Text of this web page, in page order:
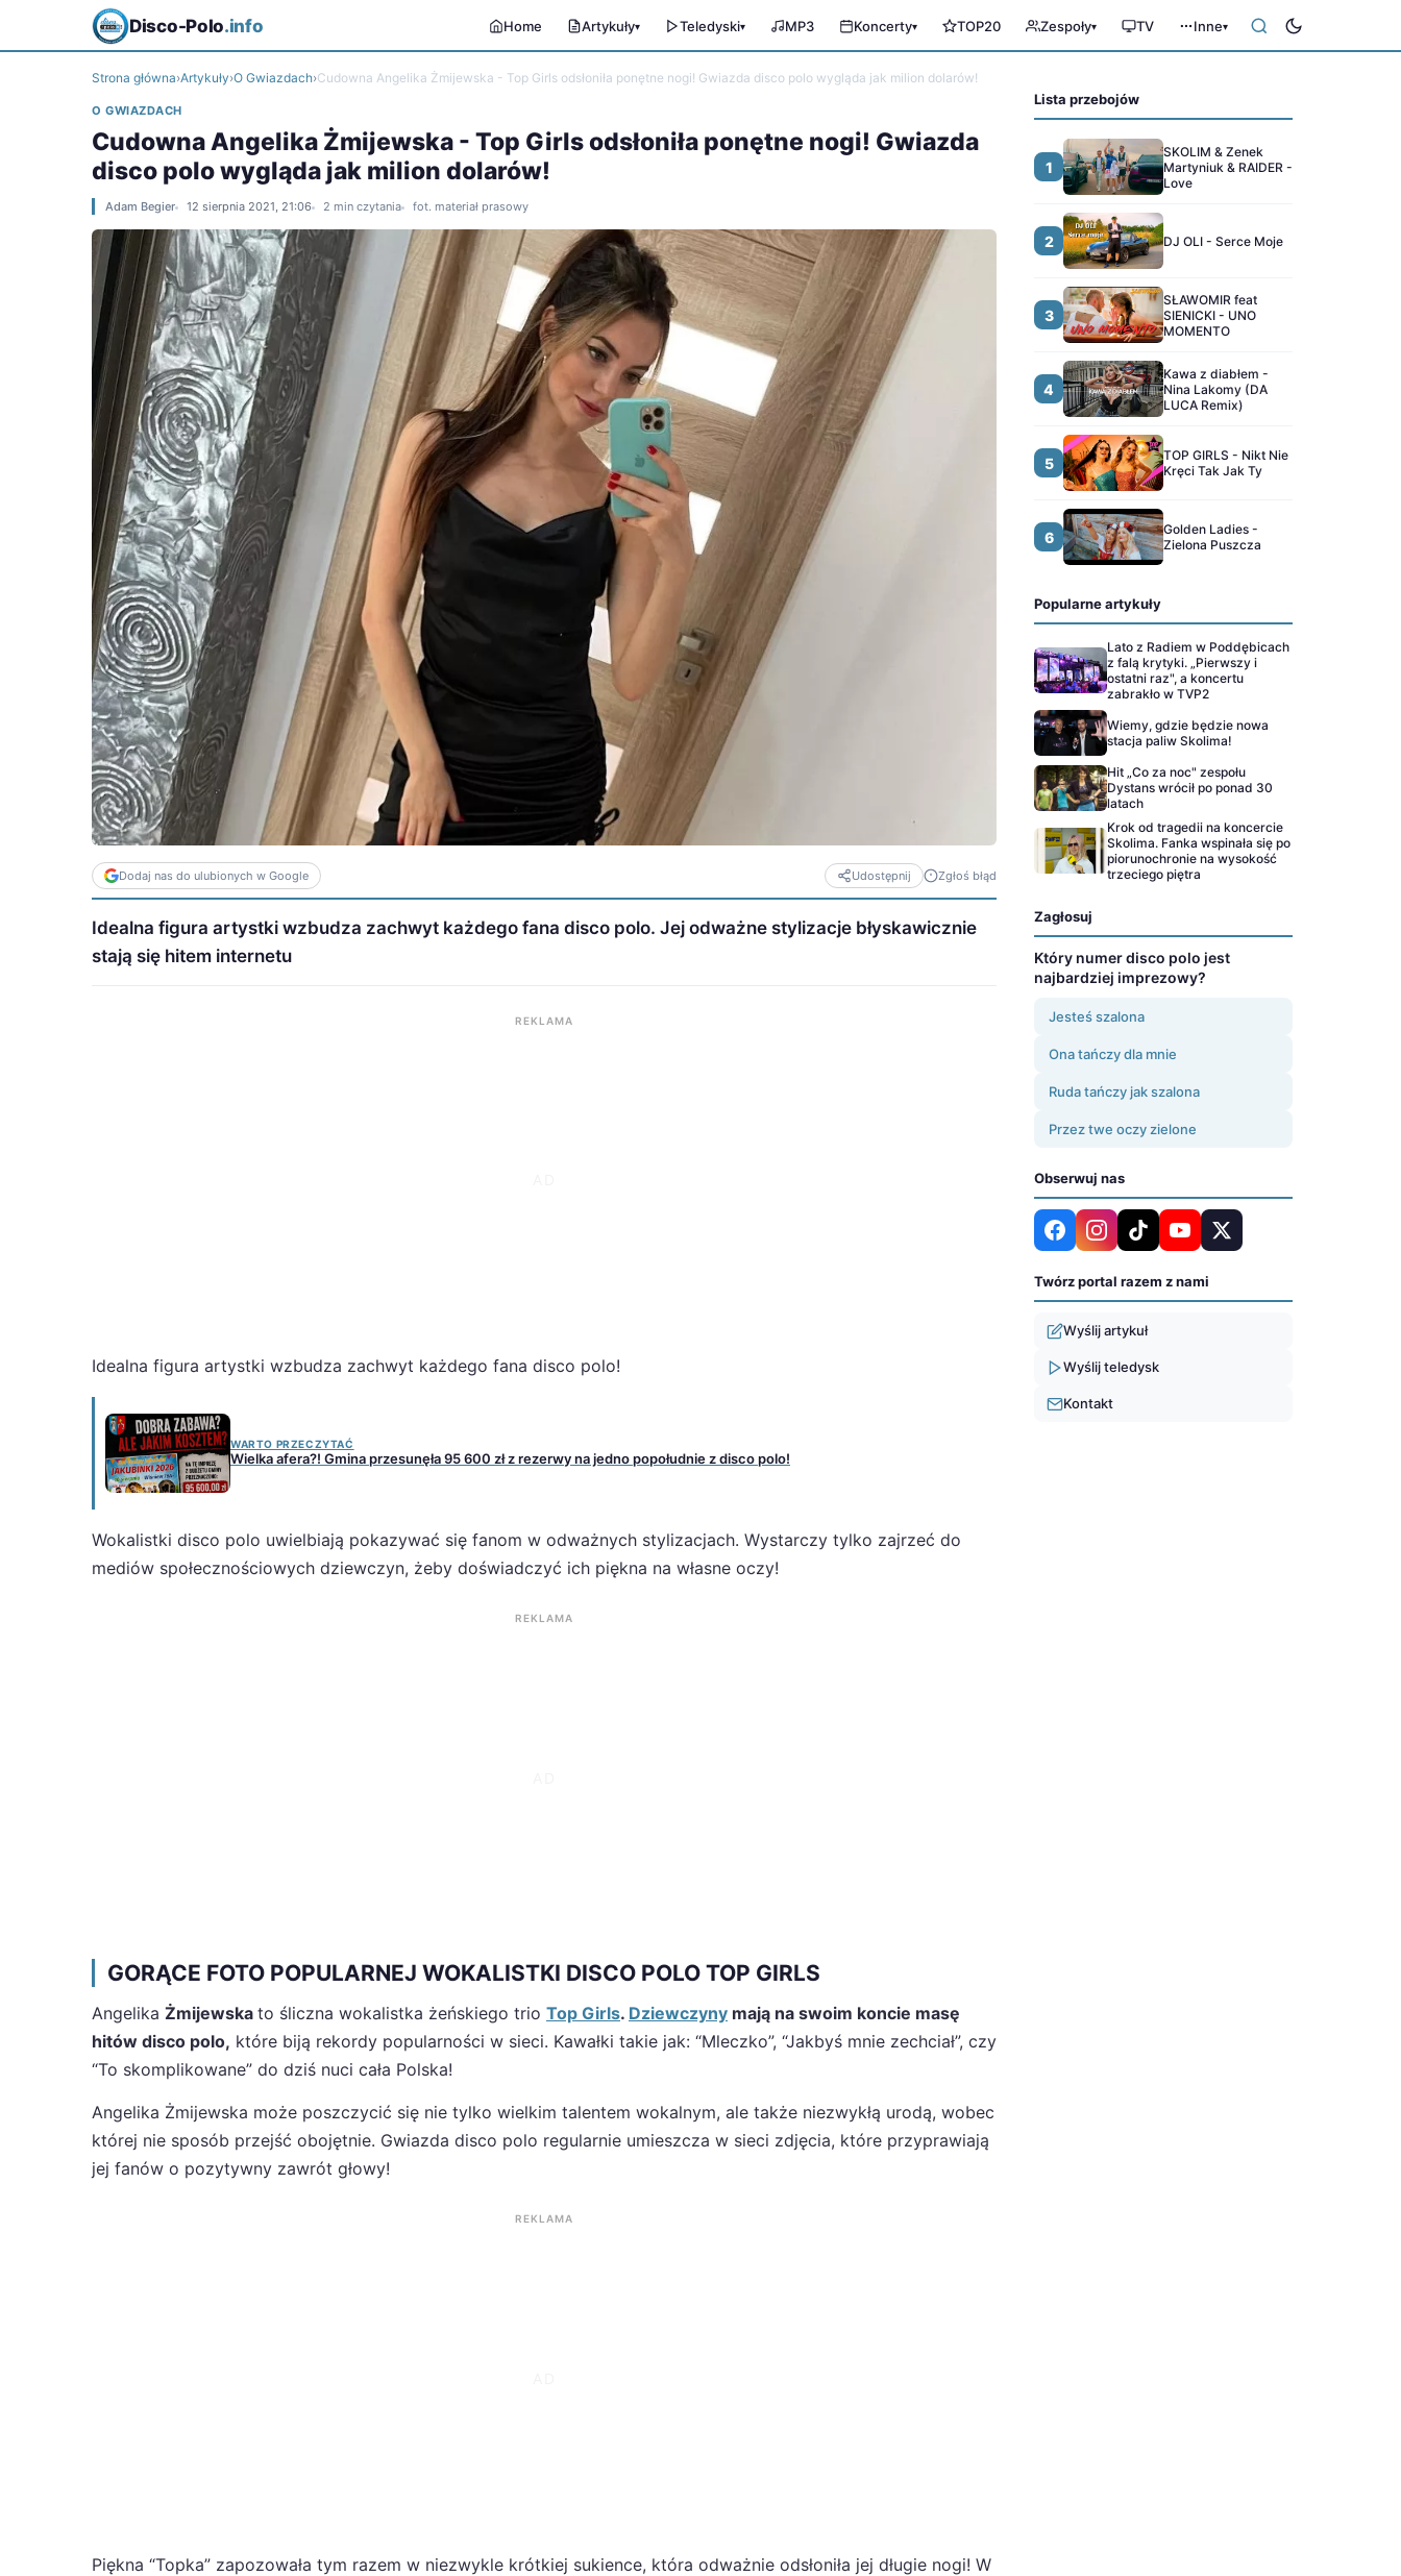
Disco-Polo.info Home Artykuły▾ Teledyski▾ MP3 Koncerty▾ TOP20 Zespoły▾ TV Inne▾
Strona główna›Artykuły›O Gwiazdach›Cudowna Angelika Żmijewska - Top Girls odsłoniła ponętne nogi! Gwiazda disco polo wygląda jak milion dolarów!
O GWIAZDACH
Cudowna Angelika Żmijewska - Top Girls odsłoniła ponętne nogi! Gwiazda
disco polo wygląda jak milion dolarów!
Adam Begier 12 sierpnia 2021, 21:06 2 min czytania fot. materiał prasowy
Dodaj nas do ulubionych w Google Udostępnij Zgłoś błąd
Idealna figura artystki wzbudza zachwyt każdego fana disco polo. Jej odważne stylizacje błyskawicznie
stają się hitem internetu
REKLAMA
Idealna figura artystki wzbudza zachwyt każdego fana disco polo!
WARTO PRZECZYTAĆ
Wielka afera?! Gmina przesunęła 95 600 zł z rezerwy na jedno popołudnie z disco polo!
Wokalistki disco polo uwielbiają pokazywać się fanom w odważnych stylizacjach. Wystarczy tylko zajrzeć do
mediów społecznościowych dziewczyn, żeby doświadczyć ich piękna na własne oczy!
REKLAMA
GORĄCE FOTO POPULARNEJ WOKALISTKI DISCO POLO TOP GIRLS
Angelika Żmijewska to śliczna wokalistka żeńskiego trio Top Girls. Dziewczyny mają na swoim koncie masę
hitów disco polo, które biją rekordy popularności w sieci. Kawałki takie jak: “Mleczko”, “Jakbyś mnie zechciał”, czy
“To skomplikowane” do dziś nuci cała Polska!
Angelika Żmijewska może poszczycić się nie tylko wielkim talentem wokalnym, ale także niezwykłą urodą, wobec
której nie sposób przejść obojętnie. Gwiazda disco polo regularnie umieszcza w sieci zdjęcia, które przyprawiają
jej fanów o pozytywny zawrót głowy!
REKLAMA
Piękna “Topka” zapozowała tym razem w niezwykle krótkiej sukience, która odważnie odsłoniła jej długie nogi! W
Lista przebojów
1
SKOLIM & Zenek
Martyniuk & RAIDER -
Love
2 DJ OLI - Serce Moje
3
SŁAWOMIR feat
SIENICKI - UNO
MOMENTO
4
Kawa z diabłem -
Nina Lakomy (DA
LUCA Remix)
5
TOP GIRLS - Nikt Nie
Kręci Tak Jak Ty
6
Golden Ladies -
Zielona Puszcza
Popularne artykuły
Lato z Radiem w Poddębicach
z falą krytyki. „Pierwszy i
ostatni raz", a koncertu
zabrakło w TVP2
Wiemy, gdzie będzie nowa
stacja paliw Skolima!
Hit „Co za noc" zespołu
Dystans wrócił po ponad 30
latach
Krok od tragedii na koncercie
Skolima. Fanka wspinała się po
piorunochronie na wysokość
trzeciego piętra
Zagłosuj
Który numer disco polo jest
najbardziej imprezowy?
Jesteś szalona
Ona tańczy dla mnie
Ruda tańczy jak szalona
Przez twe oczy zielone
Obserwuj nas
Twórz portal razem z nami
Wyślij artykuł
Wyślij teledysk
Kontakt